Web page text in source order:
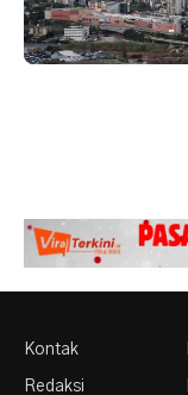
Kontak
Redaksi